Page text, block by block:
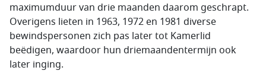
maximumduur van drie maanden daarom geschrapt.
Overigens lieten in 1963, 1972 en 1981 diverse
bewindspersonen zich pas later tot Kamerlid
beëdigen, waardoor hun driemaanden­termijn ook
later inging.